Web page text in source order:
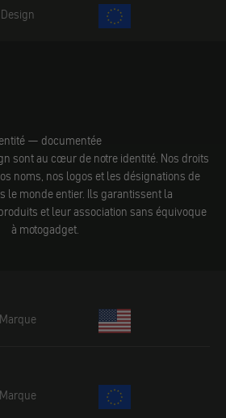
Design
— documentée
sont au cœur de notre identité. Nos droits
noms, nos logos et les désignations de
le monde entier. Ils garantissent la
et leur association sans équivoque
à motogadget.
Marque
Marque